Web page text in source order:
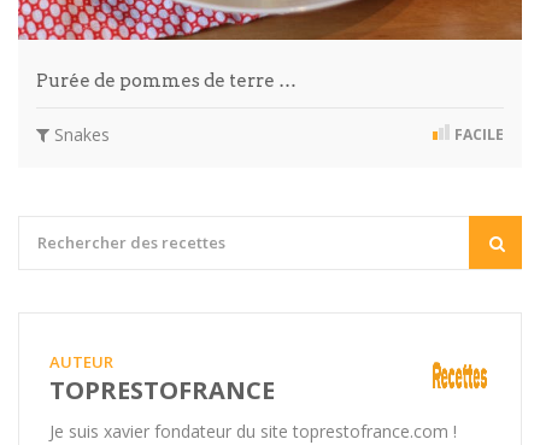
Purée de pommes de terre …
Snakes FACILE
AUTEUR
TOPRESTOFRANCE
Je suis xavier fondateur du site toprestofrance.com !